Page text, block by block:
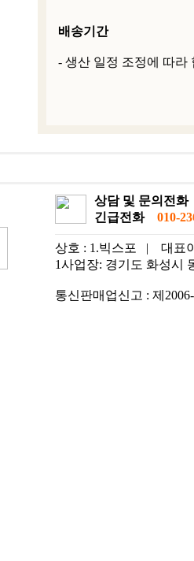
배송기간
- 생산 일정 조정에 따라
상담 및 문의전화
긴급전화
010-
상호 : 1.빅스포 | 대표
1사업장: 경기도 화성시
통신판매업신고 : 제